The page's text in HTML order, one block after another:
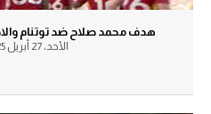
هدف محمد صلاح ضد توتنام
الأحد، 27 أبريل 2025 - 20:04